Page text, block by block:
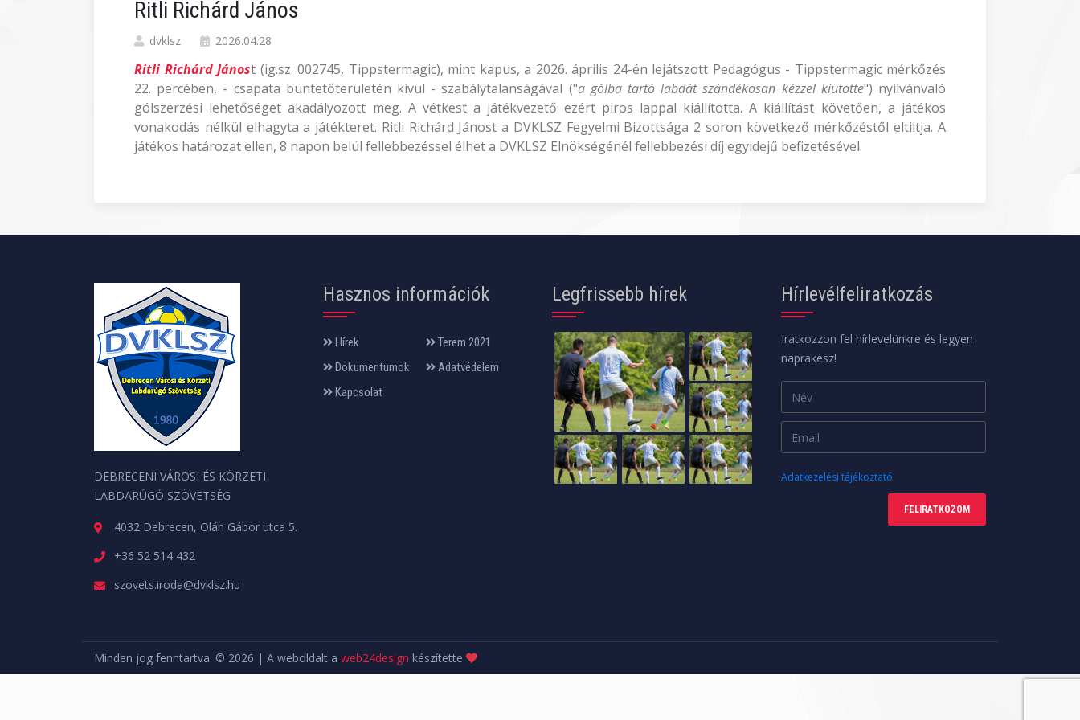
Ritli Richárd János
dvklsz 2026.04.28
Ritli Richárd Jánost (ig.sz. 002745, Tippstermagic), mint kapus, a 2026. április 24-én lejátszott Pedagógus - Tippstermagic mérkőzés
22. percében, - csapata büntetőterületén kívül - szabálytalanságával ("a gólba tartó labdát szándékosan kézzel kiütötte") nyilvánvaló
gólszerzési lehetőséget akadályozott meg. A vétkest a játékvezető ezért piros lappal kiállította. A kiállítást követően, a játékos
vonakodás nélkül elhagyta a játékteret. Ritli Richárd Jánost a DVKLSZ Fegyelmi Bizottsága 2 soron következő mérkőzéstől eltiltja. A
játékos határozat ellen, 8 napon belül fellebbezéssel élhet a DVKLSZ Elnökségénél fellebbezési díj egyidejű befizetésével.
DEBRECENI VÁROSI ÉS KÖRZETI
LABDARÚGÓ SZÖVETSÉG
4032 Debrecen, Oláh Gábor utca 5.
+36 52 514 432
szovets.iroda@dvklsz.hu
Hasznos információk
Hírek
Terem 2021
Dokumentumok
Adatvédelem
Kapcsolat
Legfrissebb hírek Hírlevélfeliratkozás
Iratkozzon fel hírlevelünkre és legyen
naprakész!
Adatkezelési tájékoztató
FELIRATKOZOM
Minden jog fenntartva. © 2026 | A weboldalt a web24design készítette